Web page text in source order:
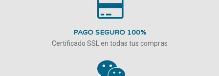
PAGO SEGURO 100%
Certificado SSL en todas tus compras